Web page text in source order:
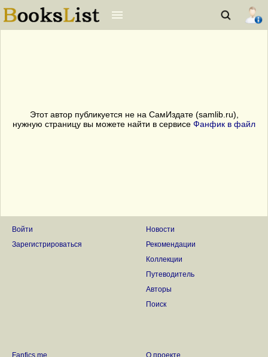
Этот автор публикуется не на СамИздате (samlib.ru),
нужную страницу вы можете найти в сервисе Фанфик в файл
Войти
Зарегистрироваться
Новости
Рекомендации
Коллекции
Путеводитель
Авторы
Поиск
Fanfics.me
О проекте